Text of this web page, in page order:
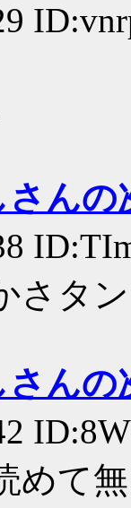
さんの
さタ
さんの
めて